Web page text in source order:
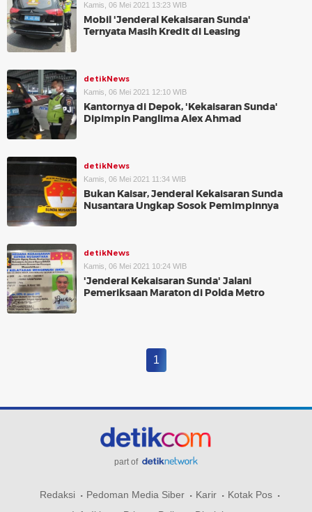
Kamis, 06 Mei 2021 13:23 WIB
Mobil 'Jenderal Kekaisaran Sunda'
Ternyata Masih Kredit di Leasing
detikNews
Kamis, 06 Mei 2021 12:10 WIB
Kantornya di Depok, 'Kekaisaran Sunda'
Dipimpin Panglima Alex Ahmad
detikNews
Kamis, 06 Mei 2021 11:34 WIB
Bukan Kaisar, Jenderal Kekaisaran Sunda
Nusantara Ungkap Sosok Pemimpinnya
detikNews
Kamis, 06 Mei 2021 10:24 WIB
'Jenderal Kekaisaran Sunda' Jalani
Pemeriksaan Maraton di Polda Metro
1
part of
Redaksi Pedoman Media Siber Karir
Kotak Pos